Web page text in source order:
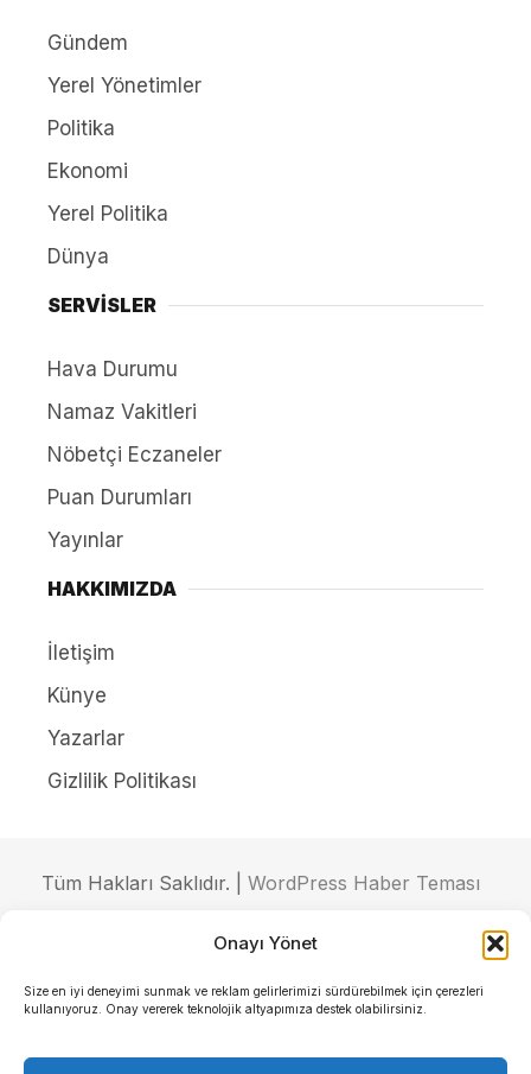
Onayı Yönet
Size en iyi deneyimi sunmak ve reklam gelirlerimizi sürdürebilmek için çerezleri
kullanıyoruz. Onay vererek teknolojik altyapımıza destek olabilirsiniz.
Gündem
Yerel Yönetimler
Politika
Ekonomi
Yerel Politika
Dünya
SERVİSLER
Hava Durumu
Namaz Vakitleri
Nöbetçi Eczaneler
Puan Durumları
Yayınlar
HAKKIMIZDA
İletişim
Künye
Yazarlar
Gizlilik Politikası
Tüm Hakları Saklıdır. | WordPress Haber Teması